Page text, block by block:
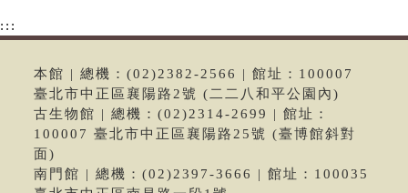
:::
本館 | 總機：(02)2382-2566 | 館址：100007
臺北市中正區襄陽路2號 (二二八和平公園內)
古生物館 | 總機：(02)2314-2699 | 館址：
100007 臺北市中正區襄陽路25號 (臺博館斜對
面)
南門館 | 總機：(02)2397-3666 | 館址：100035